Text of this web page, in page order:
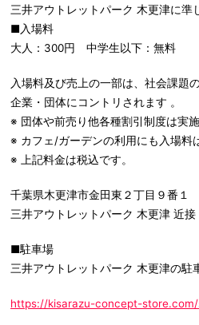
三井アウトレットパーク 木更津に準
■入場料
大人：300円 中学生以下：無料
入場料及び売上の一部は、社会課題
企業・団体にコントリされます 。
※ 団体や前売り他各種割引制度は実
※ カフェ/ガーデンの利用にも入場料
※ 上記料金は税込です。
千葉県木更津市金田東２丁目９番１
三井アウトレットパーク 木更津 近接
■駐車場
三井アウトレットパーク 木更津の駐
https://kisarazu-concept-